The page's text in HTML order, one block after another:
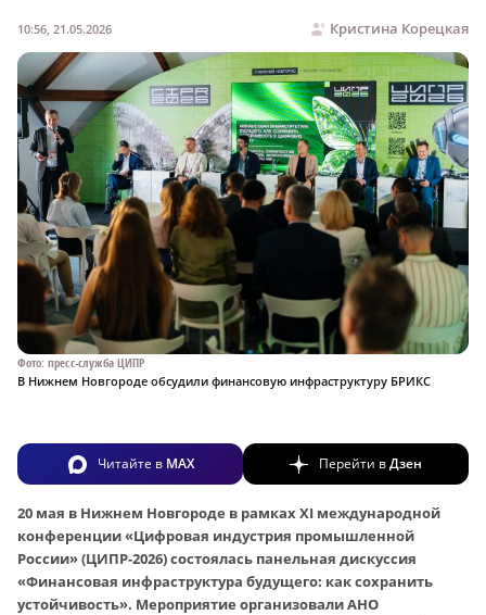
Кристина Корецкая
10:56, 21.05.2026
Фото: пресс-служба ЦИПР
В Нижнем Новгороде обсудили финансовую инфраструктуру БРИКС
Читайте в MAX Перейти вДзен
20 мая в Нижнем Новгороде в рамках XI международной
конференции «Цифровая индустрия промышленной
России» (ЦИПР-2026) состоялась панельная дискуссия
«Финансовая инфраструктура будущего: как сохранить
устойчивость». Мероприятие организовали АНО